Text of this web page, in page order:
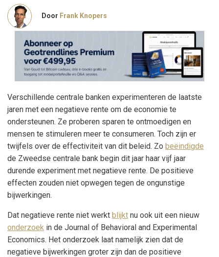
Door Frank Knopers
Verschillende centrale banken experimenteren de laatste
jaren met een negatieve rente om de economie te
ondersteunen. Ze proberen sparen te ontmoedigen en
mensen te stimuleren meer te consumeren. Toch zijn er
twijfels over de effectiviteit van dit beleid. Zo beëindigde
de Zweedse centrale bank begin dit jaar haar vijf jaar
durende experiment met negatieve rente. De positieve
effecten zouden niet opwegen tegen de ongunstige
bijwerkingen.
Dat negatieve rente niet werkt blijkt nu ook uit een nieuw
onderzoek in de Journal of Behavioral and Experimental
Economics. Het onderzoek laat namelijk zien dat de
negatieve bijwerkingen groter zijn dan de positieve